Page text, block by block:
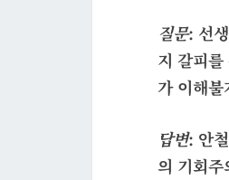
질문: 선
지 갈피
가 이해
답변: 안
의 기회